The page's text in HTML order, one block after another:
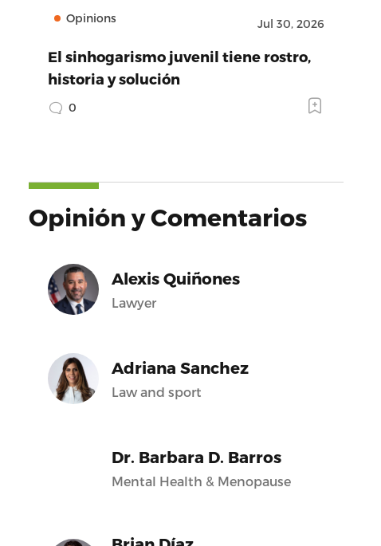
Opinions Jul 30, 2026
El sinhogarismo juvenil tiene rostro,
historia y solución
0
Opinión y Comentarios
Alexis Quiñones
Lawyer
Adriana Sanchez
Law and sport
Dr. Barbara D. Barros
Mental Health & Menopause